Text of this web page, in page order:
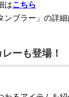
はこちら
ンブラー」の詳細
ーも登場！